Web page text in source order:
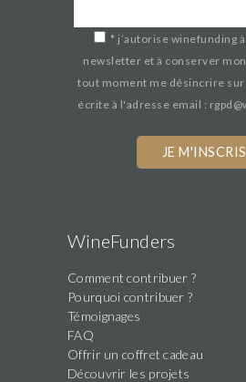
* j’autorise winefunding
newsletter et à conserver
tout moment me désincrire
écrite à l'adresse email :
WineFunders
Comment contribuer ?
Pourquoi contribuer ?
Témoignages
FAQ
Offrir un coffret cadeau
Découvrir les projets